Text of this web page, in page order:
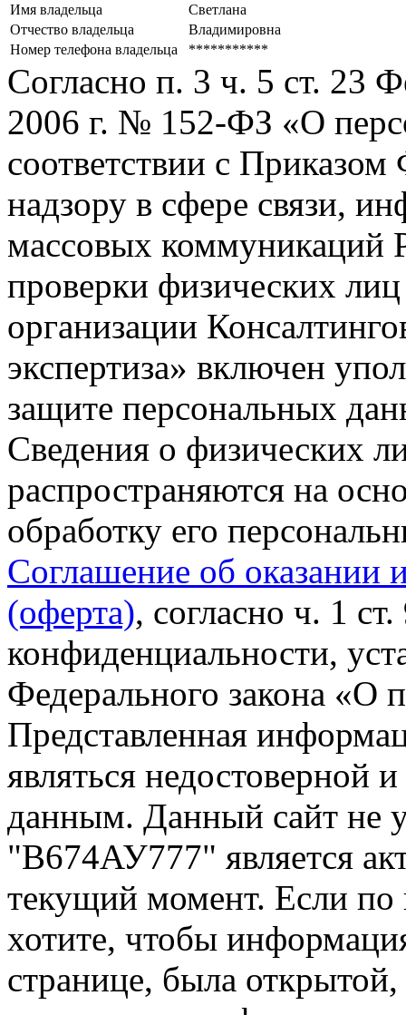
Имя владельца
Светлана
Отчество владельца
Владимировна
Номер телефона владельца
***********
Согласно п. 3 ч. 5 ст. 23
2006 г. № 152-ФЗ «О
соответствии с
надзору в сфере связи,
массовых коммуникаций
проверки физических
организации
экспертиза» включен
защите персональных
Сведения о физических
распространяются на
обработку его
Соглашение об оказании
(оферта), согласно ч. 1
конфиденциальности,
Федерального закона «О
Представленная
являться недостоверной
данным. Данный сайт не
"В674АУ777" является
текущий момент. Если
хотите, чтобы
странице, была открытой,